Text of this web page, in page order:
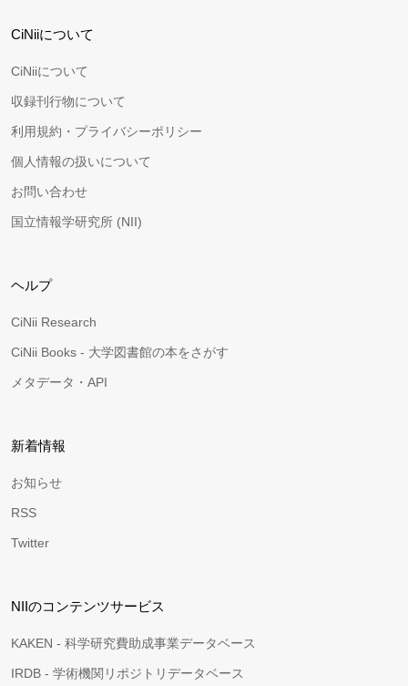
CiNiiについて
CiNiiについて
収録刊行物について
利用規約・プライバシーポリシー
個人情報の扱いについて
お問い合わせ
国立情報学研究所 (NII)
ヘルプ
CiNii Research
CiNii Books - 大学図書館の本をさがす
メタデータ・API
新着情報
お知らせ
RSS
Twitter
NIIのコンテンツサービス
KAKEN - 科学研究費助成事業データベース
IRDB - 学術機関リポジトリデータベース